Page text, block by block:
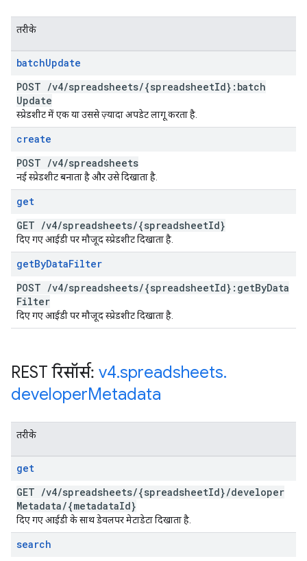
तरीके
batchUpdate
POST /v4/spreadsheets/{spreadsheetId}:batch
Update
स्प्रेडशीट में एक या उससे ज़्यादा अपडेट लागू करता है.
create
POST /v4/spreadsheets
नई स्प्रेडशीट बनाता है और उसे दिखाता है.
get
GET /v4/spreadsheets/{spreadsheetId}
दिए गए आईडी पर मौजूद स्प्रेडशीट दिखाता है.
getByDataFilter
POST /v4/spreadsheets/{spreadsheetId}:getByData
Filter
दिए गए आईडी पर मौजूद स्प्रेडशीट दिखाता है.
REST रिसॉर्स: v4.spreadsheets.
developerMetadata
तरीके
get
GET /v4/spreadsheets/{spreadsheetId}/developer
Metadata/{metadataId}
दिए गए आईडी के साथ डेवलपर मेटाडेटा दिखाता है.
search